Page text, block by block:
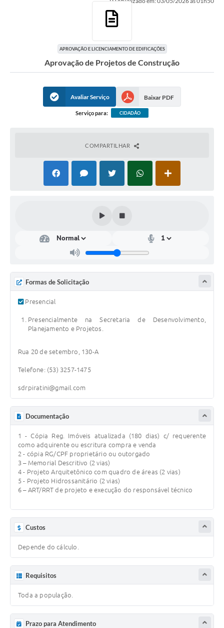
Arquivos para Download
Telefones Úteis
A Prefeitura
Editais
Enquete
SIC
Diário Oficial
Contato
APROVAÇÃO E LICENCIAMENTO DE EDIFICAÇÕES
Aprovação de Projetos de Construção
Avaliar Serviço Baixar PDF
Serviço para: CIDADÃO
COMPARTILHAR
Formas de Solicitação
Presencial
Presencialmente na Secretaria de Desenvolvimento,
Planejamento e Projetos.
Rua 20 de setembro, 130-A
Telefone: (53) 3257-1475
sdrpiratini@gmail.com
Documentação
1 - Cópia Reg. Imóveis atualizada (180 dias) c/ requerente
como adquirente ou escritura compra e venda
2 - cópia RG/CPF proprietário ou outorgado
3 – Memorial Descritivo (2 vias)
4 - Projeto Arquitetônico com quadro de áreas (2 vias)
5 - Projeto Hidrossanitário (2 vias)
6 – ART/RRT de projeto e execução do responsável técnico
Custos
Depende do cálculo.
Requisitos
Toda a população.
Prazo para Atendimento